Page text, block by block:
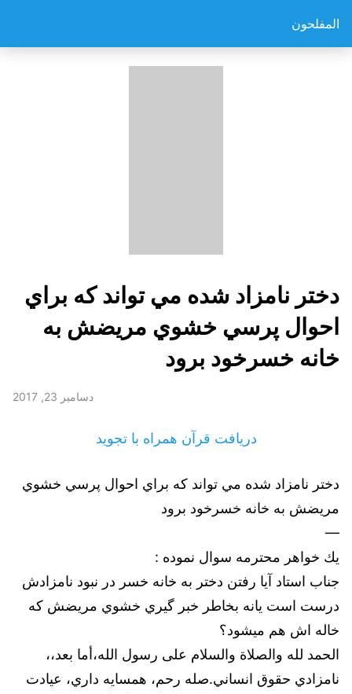
المفلحون
دختر نامزاد شده مي تواند كه براي
احوال پرسي خشوي مريضش به
خانه خسرخود برود
دسامبر 23, 2017
دریافت قرآن همراه با تجوید
دختر نامزاد شده مي تواند كه براي احوال پرسي خشوي
مريضش به خانه خسرخود برود
—
يك خواهر محترمه سوال نموده :
جناب استاد آیا رفتن دختر به خانه خسر در نبود نامزادش
درست است یانه بخاطر خبر گيري خشوي مريضش كه
خاله اش هم ميشود؟
الحمد لله والصلاة والسلام على رسول الله،أما بعد،،
نامزادي حقوق انساني.صله رحم، همسايه داري، عيادت